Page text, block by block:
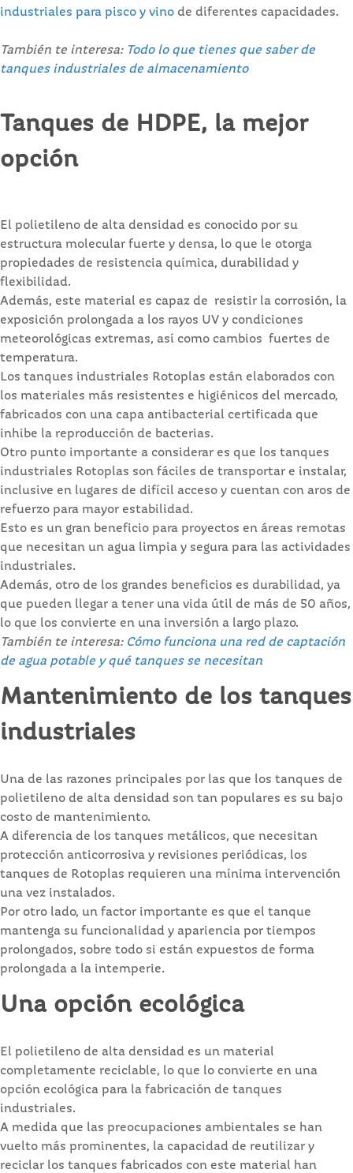
industriales para pisco y vino de diferentes capacidades.
También te interesa: Todo lo que tienes que saber de
tanques industriales de almacenamiento
Tanques de HDPE, la mejor
opción
El polietileno de alta densidad es conocido por su
estructura molecular fuerte y densa, lo que le otorga
propiedades de resistencia química, durabilidad y
flexibilidad.
Además, este material es capaz de resistir la corrosión, la
exposición prolongada a los rayos UV y condiciones
meteorológicas extremas, así como cambios fuertes de
temperatura.
Los tanques industriales Rotoplas están elaborados con
los materiales más resistentes e higiénicos del mercado,
fabricados con una capa antibacterial certificada que
inhibe la reproducción de bacterias.
Otro punto importante a considerar es que los tanques
industriales Rotoplas son fáciles de transportar e instalar,
inclusive en lugares de difícil acceso y cuentan con aros de
refuerzo para mayor estabilidad.
Esto es un gran beneficio para proyectos en áreas remotas
que necesitan un agua limpia y segura para las actividades
industriales.
Además, otro de los grandes beneficios es durabilidad, ya
que pueden llegar a tener una vida útil de más de 50 años,
lo que los convierte en una inversión a largo plazo.
También te interesa: Cómo funciona una red de captación
de agua potable y qué tanques se necesitan
Mantenimiento de los tanques
industriales
Una de las razones principales por las que los tanques de
polietileno de alta densidad son tan populares es su bajo
costo de mantenimiento.
A diferencia de los tanques metálicos, que necesitan
protección anticorrosiva y revisiones periódicas, los
tanques de Rotoplas requieren una mínima intervención
una vez instalados.
Por otro lado, un factor importante es que el tanque
mantenga su funcionalidad y apariencia por tiempos
prolongados, sobre todo si están expuestos de forma
prolongada a la intemperie.
Una opción ecológica
El polietileno de alta densidad es un material
completamente reciclable, lo que lo convierte en una
opción ecológica para la fabricación de tanques
industriales.
A medida que las preocupaciones ambientales se han
vuelto más prominentes, la capacidad de reutilizar y
reciclar los tanques fabricados con este material han